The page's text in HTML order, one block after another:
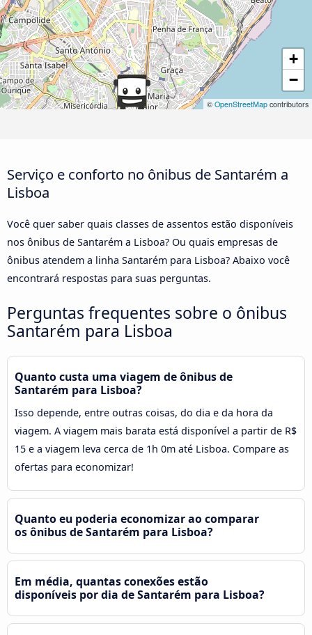
+
−
© OpenStreetMap contributors
Serviço e conforto no ônibus de Santarém a
Lisboa
Você quer saber quais classes de assentos estão disponíveis
nos ônibus de Santarém a Lisboa? Ou quais empresas de
ônibus atendem a linha Santarém para Lisboa? Abaixo você
encontrará respostas para suas perguntas.
Perguntas frequentes sobre o ônibus
Santarém para Lisboa
Quanto custa uma viagem de ônibus de
Santarém para Lisboa?
Isso depende, entre outras coisas, do dia e da hora da
viagem. A viagem mais barata está disponível a partir de R$
15 e a viagem leva cerca de 1h 0m até Lisboa. Compare as
ofertas para economizar!
Quanto eu poderia economizar ao comparar
os ônibus de Santarém para Lisboa?
Em média, quantas conexões estão
disponíveis por dia de Santarém para Lisboa?